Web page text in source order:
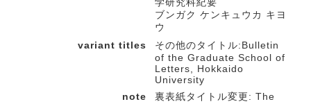
ブンガク ケンキュウカ キヨ
ウ
variant titles
その他のタイトル:Bulletin
of the Graduate School of
Letters, Hokkaido
University
note
裏表紙タイトル変更: The